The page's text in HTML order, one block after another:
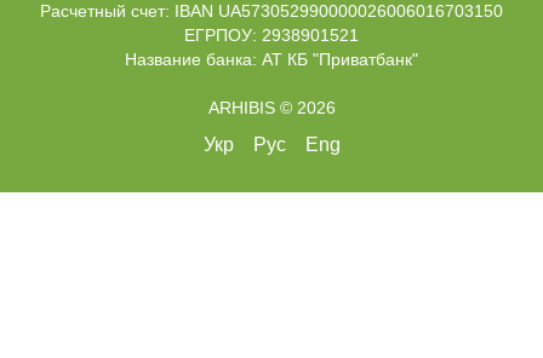
Расчетный счет: IBAN UA573052990000026006016703150
ЕГРПОУ: 2938901521
Название банка: АТ КБ "Приватбанк"
ARHIBIS © 2026
Укр Рус Eng